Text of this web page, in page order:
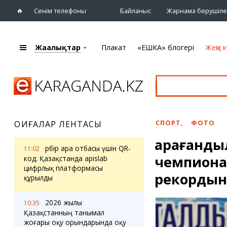
Сенім телефоны Байланыс Жарнама
Жаңалықтары
eTV
Ақпараттық
бюллетень
Тұлғалар
Сұхбат
Плакат
Театрлар
Спорт
Көрмелер
Цирк және
хайуанаттар бағы
«ЕШКА» блогері
Карталар
Жаңалықтар Плакат «ЕШКА» блогері Жеңіс
ОҚИҒАЛАР ЛЕНТАСЫ
11:02
Әрбір ара отбасы үшін QR-
код: Қазақстанда apislab
цифрлық платформасы
құрылды
10:35
2026 жылы
Қазақстанның танымал
жоғары оқу орындарында оқу
СПОРТ, ФОТО